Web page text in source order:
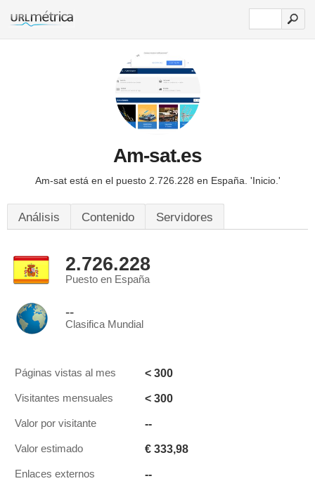
Am-sat.es
Am-sat está en el puesto 2.726.228 en España. 'Inicio.'
Análisis Contenido Servidores
2.726.228
Puesto en España
--
Clasifica Mundial
Páginas vistas al mes < 300
Visitantes mensuales < 300
Valor por visitante --
Valor estimado € 333,98
Enlaces externos --